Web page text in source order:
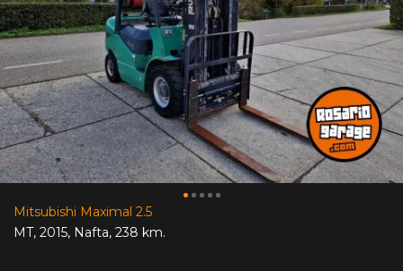
Mitsubishi Maximal 2.5
MT, 2015, Nafta, 238 km.